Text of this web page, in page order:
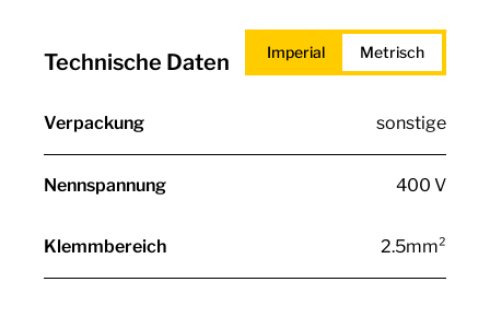
Technische Daten Imperial Metrisch
Verpackung sonstige
Nennspannung 400 V
Klemmbereich 2.5mm²